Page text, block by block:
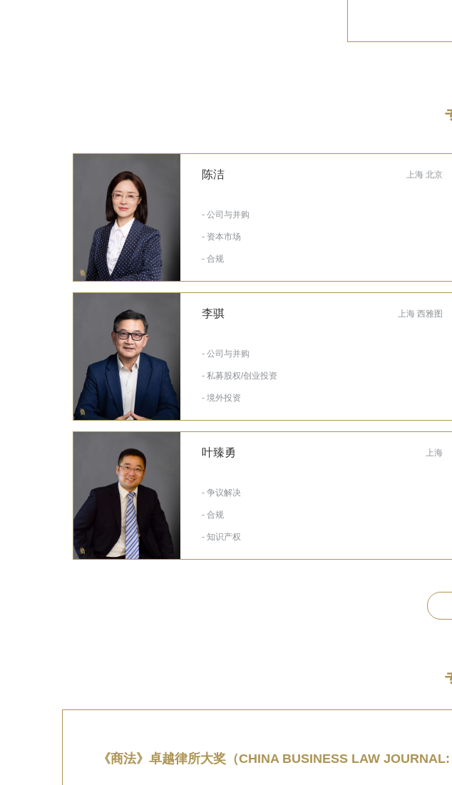
陈洁 上海 北京
- 公司与并购
- 资本市场
- 合规
李骐 上海 西雅图
- 公司与并购
- 私募股权/创业投资
- 境外投资
叶臻勇 上海
- 争议解决
- 合规
- 知识产权
《商法》卓越律所大奖（CHINA BUSINESS LAW